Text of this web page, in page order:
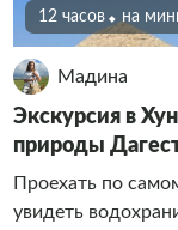
12 часов На
Мадина
Экскурсия в
природы
Проехать по
увидеть